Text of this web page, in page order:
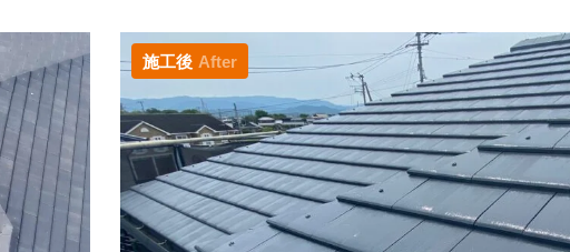
施工後 After